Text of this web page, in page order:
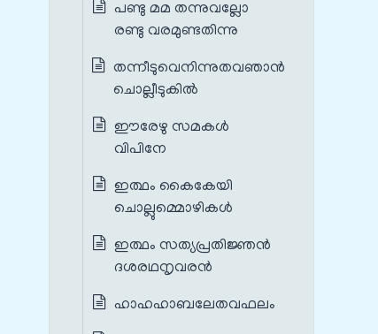
പണ്ടു മമ തന്നുവല്ലോ
രണ്ടു വരമുണ്ടതിന്നു
തന്നീടുവെനിന്നുതവഞാന്‍
ചൊല്ലീടുകില്‍
ഈരേഴു സമകള്‍
വിപിനേ
ഇത്ഥം കൈകേയി
ചൊല്ലുമ്മൊഴികള്‍
ഇത്ഥം സത്യപ്രതിജ്ഞന്‍
ദശരഥനൃവരന്‍
ഹാഹഹാബലേതവഫലം